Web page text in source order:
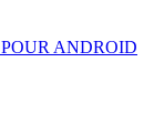
POUR ANDROID